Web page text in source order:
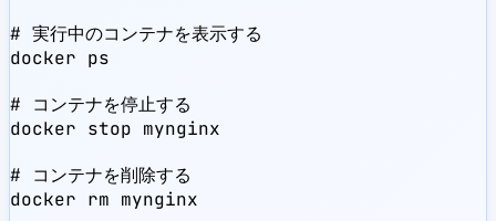
# 実行中のコンテナを表示する
docker ps
# コンテナを停止する
docker stop mynginx
# コンテナを削除する
docker rm mynginx